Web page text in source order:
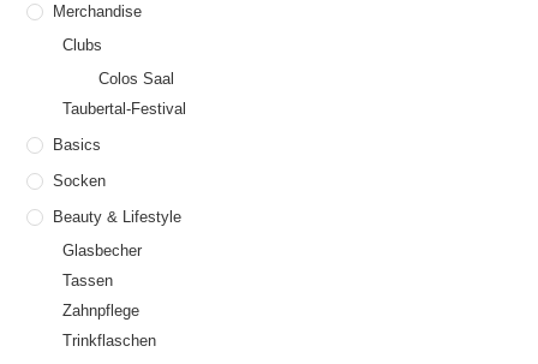
Merchandise
Clubs
Colos Saal
Taubertal-Festival
Basics
Socken
Beauty & Lifestyle
Glasbecher
Tassen
Zahnpflege
Trinkflaschen